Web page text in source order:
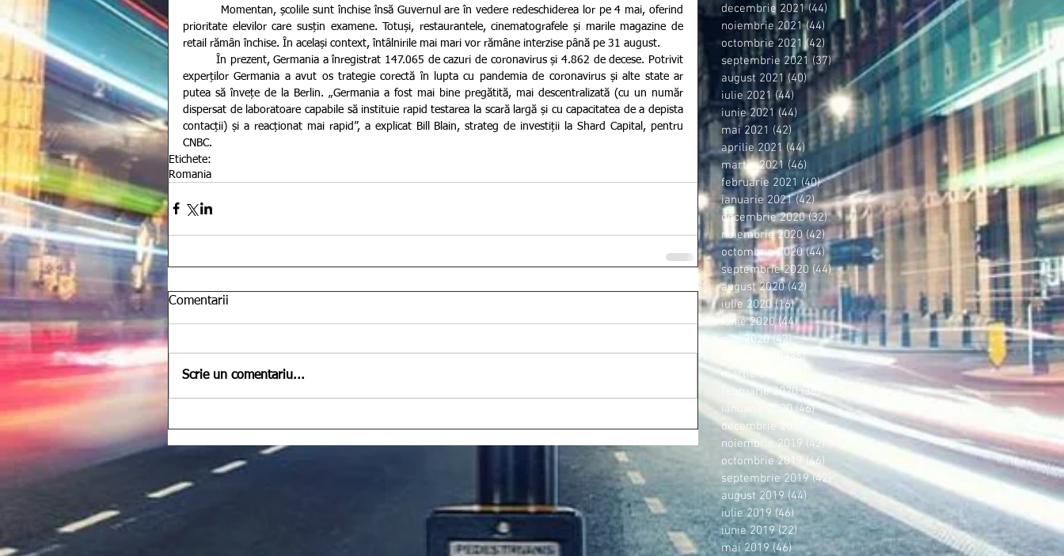
prioritate elevilor care susțin examene. Totuși, restaurantele, cinematografele și marile magazine de
retail rămân închise. În același context, întâlnirile mai mari vor rămâne interzise până pe 31 august.
experților Germania a avut os trategie corectă în lupta cu pandemia de coronavirus și alte state ar
putea să învețe de la Berlin. „Germania a fost mai bine pregătită, mai descentralizată (cu un număr
dispersat de laboratoare capabile să instituie rapid testarea la scară largă și cu capacitatea de a depista
contacții) și a reacționat mai rapid”, a explicat Bill Blain, strateg de investiții la Shard Capital, pentru
CNBC.
Etichete:
Romania
Comentarii
Scrie un comentariu...
decembrie 2021 (44) 44 postări
noiembrie 2021 (44) 44 postări
octombrie 2021 (42) 42 postări
septembrie 2021 (37)37 postări
august 2021 (40)40 postări
iulie 2021 (44) 44 postări
iunie 2021 (44) 44 postări
mai 2021 (42)42 postări
aprilie 2021 (44) 44 postări
martie 2021 (46) 46 postări
februarie 2021 (40)40 postări
ianuarie 2021 (42)42 postări
decembrie 2020 (32)32 postări
noiembrie 2020 (42)42 postări
octombrie 2020 (44)44 postări
septembrie 2020 (44)44 postări
august 2020 (42) 42 postări
iulie 2020 (16)16 postări
iunie 2020 (44)44 postări
mai 2020 (42)42 postări
(36)36 postări
martie 2020
44 postări
februarie 2020 (38) 38 postări
ianuarie 2020 (46)46 postări
decembrie 2019
(44)44 postări
noiembrie 2019 (42)42 postări
octombrie 2019 (46) 46 postări
septembrie 2019 (42)
42 postări
august 2019 (44) 44 postări
iulie 2019 (46) 46 postări
iunie 2019 (22) 22 postări
mai 2019 (46)46 postări